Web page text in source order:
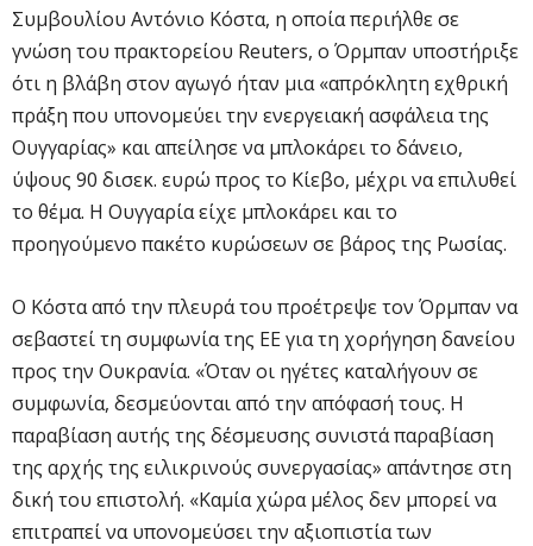
Συμβουλίου Αντόνιο Κόστα, η οποία περιήλθε σε
γνώση του πρακτορείου Reuters, ο Όρμπαν υποστήριξε
ότι η βλάβη στον αγωγό ήταν μια «απρόκλητη εχθρική
πράξη που υπονομεύει την ενεργειακή ασφάλεια της
Ουγγαρίας» και απείλησε να μπλοκάρει το δάνειο,
ύψους 90 δισεκ. ευρώ προς το Κίεβο, μέχρι να επιλυθεί
το θέμα. Η Ουγγαρία είχε μπλοκάρει και το
προηγούμενο πακέτο κυρώσεων σε βάρος της Ρωσίας.
Ο Κόστα από την πλευρά του προέτρεψε τον Όρμπαν να
σεβαστεί τη συμφωνία της ΕΕ για τη χορήγηση δανείου
προς την Ουκρανία. «Όταν οι ηγέτες καταλήγουν σε
συμφωνία, δεσμεύονται από την απόφασή τους. Η
παραβίαση αυτής της δέσμευσης συνιστά παραβίαση
της αρχής της ειλικρινούς συνεργασίας» απάντησε στη
δική του επιστολή. «Καμία χώρα μέλος δεν μπορεί να
επιτραπεί να υπονομεύσει την αξιοπιστία των